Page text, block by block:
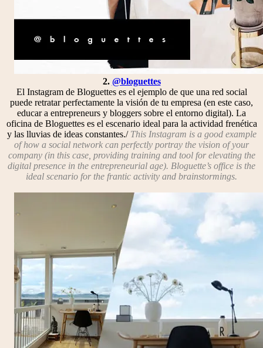
2. @bloguettes
El Instagram de Bloguettes es el ejemplo de que una red social
puede retratar perfectamente la visión de tu empresa (en este caso,
educar a entrepreneurs y bloggers sobre el entorno digital). La
oficina de Bloguettes es el escenario ideal para la actividad frenética
y las lluvias de ideas constantes./ This Instagram is a good example
of how a social network can perfectly portray the vision of your
company (in this case, providing training and tool for elevating the
digital presence in the entrepreneurial age). Bloguette’s office is the
ideal scenario for the frantic activity and brainstormings.